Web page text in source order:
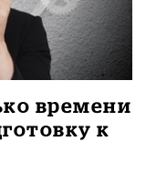
времени
к